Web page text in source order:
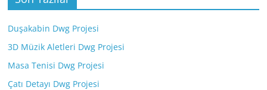
Duşakabin Dwg Projesi
3D Müzik Aletleri Dwg Projesi
Masa Tenisi Dwg Projesi
Çatı Detayı Dwg Projesi